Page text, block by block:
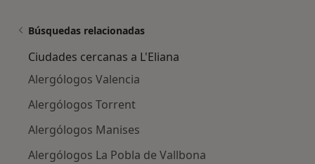
Búsquedas relacionadas
Ciudades cercanas a L'Eliana
Alergólogos Valencia
Alergólogos Torrent
Alergólogos Manises
Alergólogos La Pobla de Vallbona